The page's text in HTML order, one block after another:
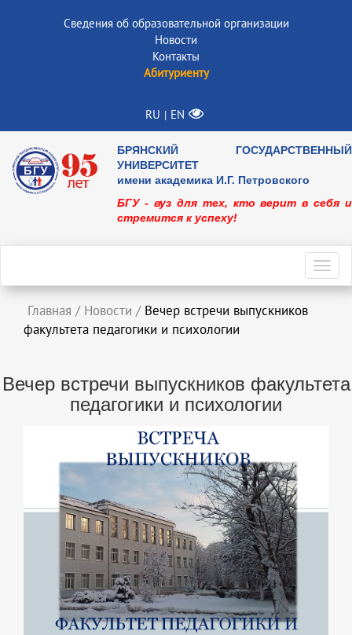
Сведения об образовательной организации
Новости
Контакты
Абитуриенту
RU | EN
БРЯНСКИЙ ГОСУДАРСТВЕННЫЙ
УНИВЕРСИТЕТ
имени академика И.Г. Петровского
БГУ - вуз для тех, кто верит в себя и
стремится к успеху!
Главная / Новости / Вечер встречи выпускников
факультета педагогики и психологии
Вечер встречи выпускников факультета
педагогики и психологии